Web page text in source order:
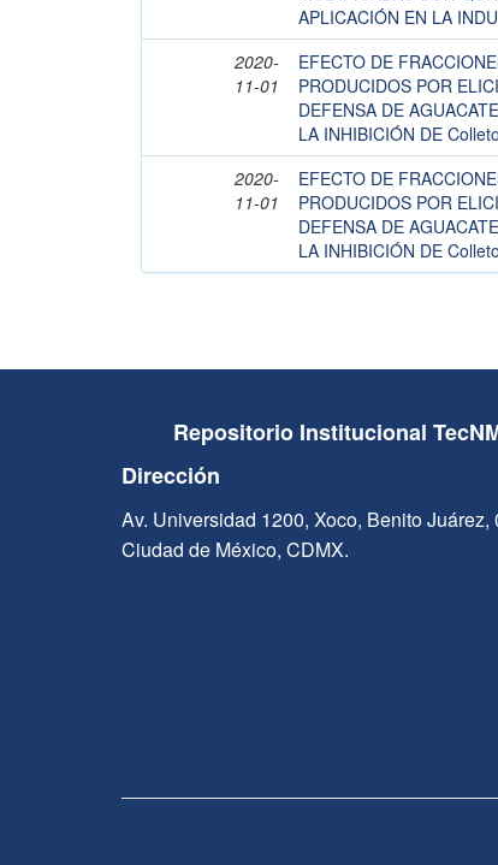
APLICACIÓN EN LA
2020-
11-01
EFECTO DE
PRODUCIDOS POR
DEFENSA DE
LA INHIBICIÓN DE
2020-
11-01
EFECTO DE
PRODUCIDOS POR
DEFENSA DE
LA INHIBICIÓN DE
Repositorio Institucional
Dirección
Av. Universidad 1200, Xoco, Benito Juárez,
Ciudad de México, CDMX.